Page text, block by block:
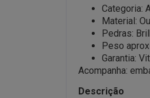
Categoria:
Material:
Pedras:
Peso
Garantia:
Acompanha:
Descrição